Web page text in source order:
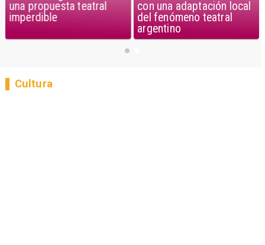
una propuesta teatral
imperdible
con una adaptación local
del fenómeno teatral
argentino
Cultura